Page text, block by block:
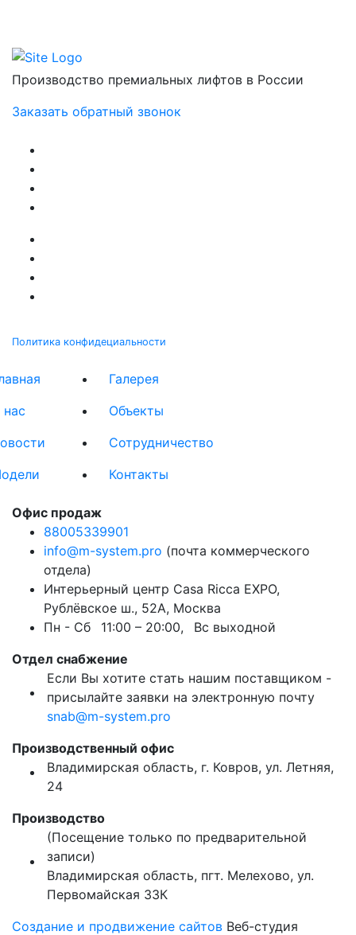
Производство премиальных лифтов в России
Заказать обратный звонок
Политика конфидециальности
Галерея
Объекты
Сотрудничество
Контакты
Офис продаж
88005339901
info@m-system.pro (почта коммерческого
отдела)
Интерьерный центр Casa Ricca EXPO,
Рублёвское ш., 52А, Москва
Пн - Сб
11:00 – 20:00,
Вс выходной
Отдел снабжение
Если Вы хотите стать нашим поставщиком -
присылайте заявки на электронную почту
snab@m-system.pro
Производственный офис
Владимирская область, г. Ковров, ул. Летняя,
24
Производство
(Посещение только по предварительной
записи)
Владимирская область, пгт. Мелехово, ул.
Первомайская 33К
Создание и продвижение сайтов Веб-студия